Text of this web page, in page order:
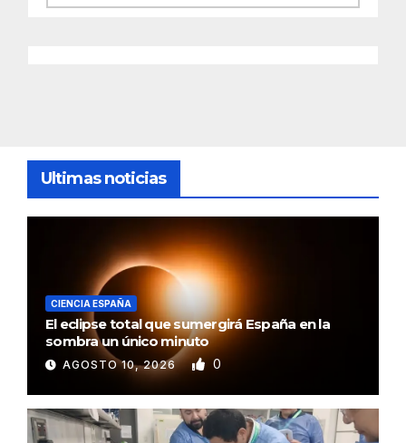
Ultimas noticias
CIENCIA ESPAÑA
El eclipse total que sumergirá España en la
sombra un único minuto
AGOSTO 10, 2026 0